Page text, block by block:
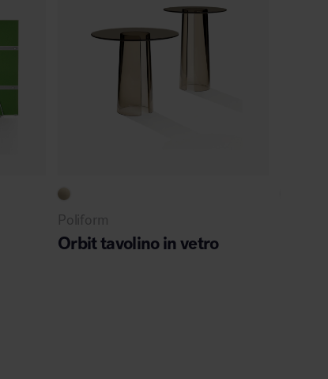
Poliform
Orbit tavolino in vetro